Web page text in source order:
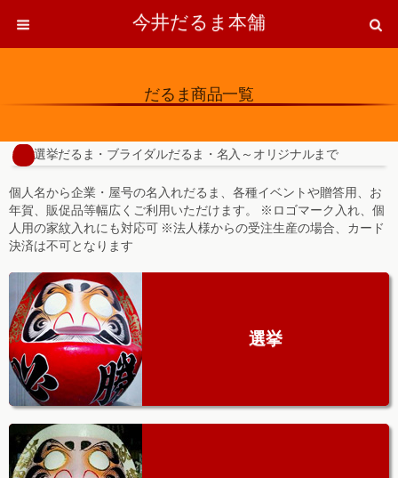
今井だるま本舗
だるま商品一覧
選挙だるま・ブライダルだるま・名入～オリジナルまで
個人名から企業・屋号の名入れだるま、各種イベントや贈答用、お
年賀、販促品等幅広くご利用いただけます。 ※ロゴマーク入れ、個
人用の家紋入れにも対応可 ※法人様からの受注生産の場合、カード
決済は不可となります
選挙